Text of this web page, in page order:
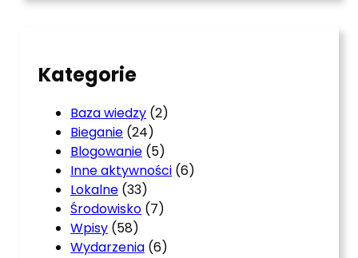
Kategorie
Baza wiedzy (2)
Bieganie (24)
Blogowanie (5)
Inne aktywności (6)
Lokalne (33)
Środowisko (7)
Wpisy (58)
Wydarzenia (6)